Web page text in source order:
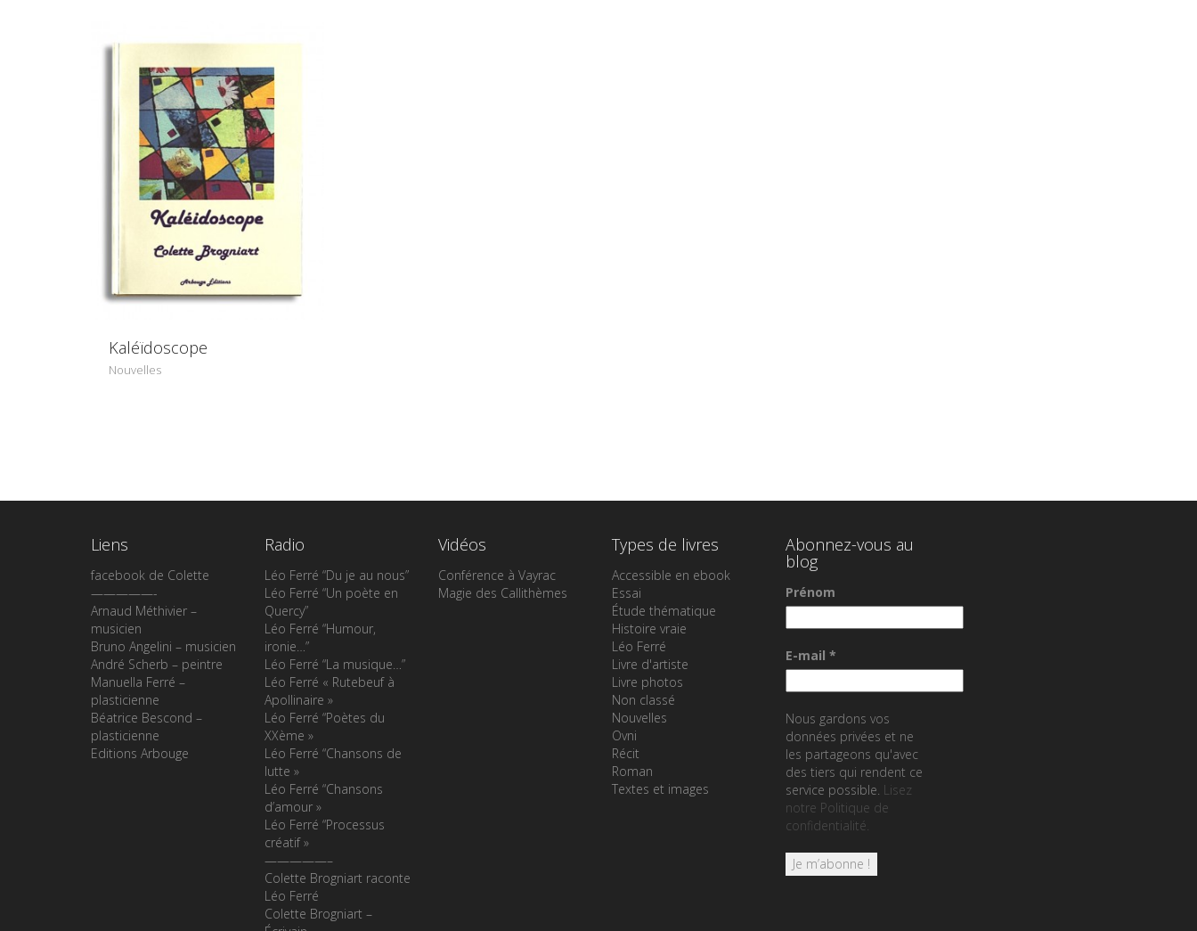
Kaléïdoscope
Nouvelles
Liens
facebook de Colette
—————-
Arnaud Méthivier –
musicien
Bruno Angelini – musicien
André Scherb – peintre
Manuella Ferré –
plasticienne
Béatrice Bescond –
plasticienne
Editions Arbouge
Radio
Léo Ferré “Du je au nous”
Léo Ferré “Un poète en
Quercy”
Léo Ferré “Humour,
ironie…”
Léo Ferré “La musique…”
Léo Ferré « Rutebeuf à
Apollinaire »
Léo Ferré “Poètes du
XXème »
Léo Ferré “Chansons de
lutte »
Léo Ferré “Chansons
d’amour »
Léo Ferré “Processus
créatif »
—————–
Colette Brogniart raconte
Léo Ferré
Colette Brogniart –
Vidéos
Conférence à Vayrac
Magie des Callithèmes
Types de livres
Accessible en ebook
Essai
Étude thématique
Histoire vraie
Léo Ferré
Livre d'artiste
Livre photos
Non classé
Nouvelles
Ovni
Récit
Roman
Textes et images
Abonnez-vous au
blog
Prénom
E-mail *
Nous gardons vos
données privées et ne
les partageons qu'avec
des tiers qui rendent ce
service possible. Lisez
notre Politique de
confidentialité.